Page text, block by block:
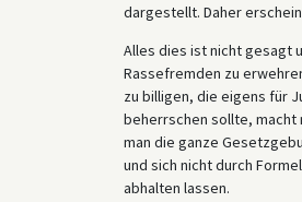
dargestellt. Daher
Alles dies ist nicht gesagt
Rassefremden zu
zu billigen, die eigens für
beherrschen sollte, macht
man die ganze
und sich nicht durch
abhalten lassen.